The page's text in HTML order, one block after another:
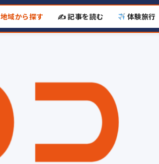
地域から探す ✍️ 記事を読む 体験旅行